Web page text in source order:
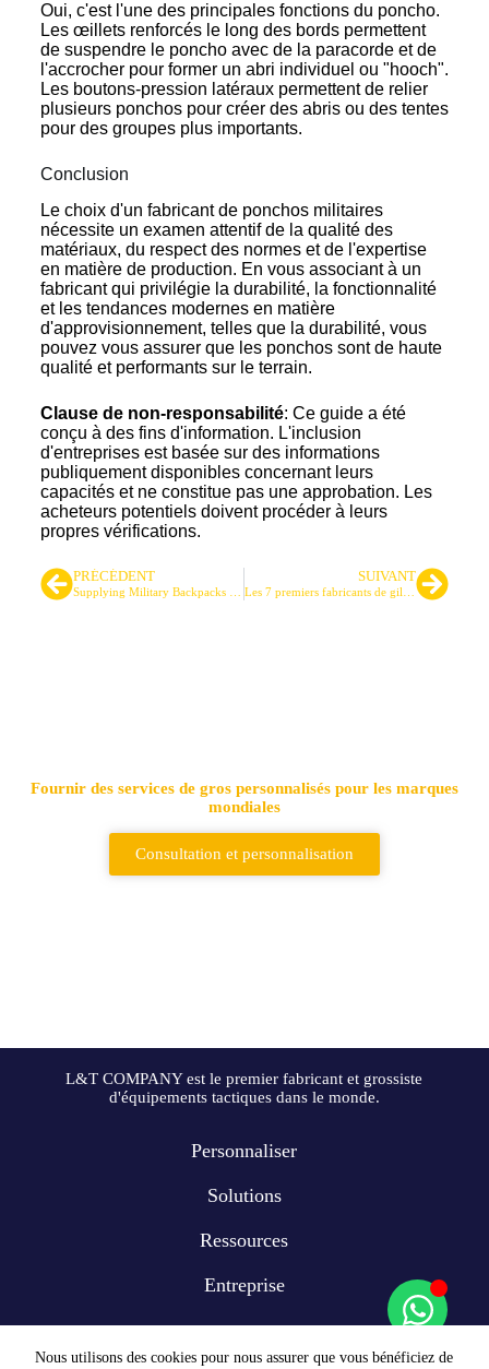
Nous utilisons des cookies pour nous assurer que vous bénéficiez de
Oui, c'est l'une des principales fonctions du poncho.
Les œillets renforcés le long des bords permettent
de suspendre le poncho avec de la paracorde et de
l'accrocher pour former un abri individuel ou "hooch".
Les boutons-pression latéraux permettent de relier
plusieurs ponchos pour créer des abris ou des tentes
pour des groupes plus importants.
Conclusion
Le choix d'un fabricant de ponchos militaires
nécessite un examen attentif de la qualité des
matériaux, du respect des normes et de l'expertise
en matière de production. En vous associant à un
fabricant qui privilégie la durabilité, la fonctionnalité
et les tendances modernes en matière
d'approvisionnement, telles que la durabilité, vous
pouvez vous assurer que les ponchos sont de haute
qualité et performants sur le terrain.
Clause de non-responsabilité: Ce guide a été
conçu à des fins d'information. L'inclusion
d'entreprises est basée sur des informations
publiquement disponibles concernant leurs
capacités et ne constitue pas une approbation. Les
acheteurs potentiels doivent procéder à leurs
propres vérifications.
PRÉCÉDENT SUIVANT
Fournir des services de gros personnalisés pour les marques
mondiales
Consultation et personnalisation
L&T COMPANY est le premier fabricant et grossiste
d'équipements tactiques dans le monde.
Personnaliser
Solutions
Ressources
Entreprise